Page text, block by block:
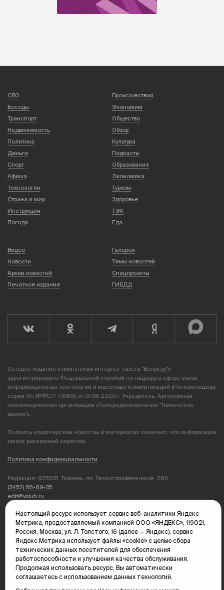
СВО
Происшествия
Беседы
Экономим
Транспорт
Общество
Недвижимость
Обзор
Политика
Культура
Деньги
Подкасты
Спорт
Образование
Афиша
Экономика
Технологии
Туризм
Страна и мир
Здоровье
Инструкция
ТЭК
Погода
Еда
Видео
Галереи
Новости
Темы новостей
Архив новостей
Спецпроекты
Печатное издание
ГИБДД
Сетевое издание «Тюменская интернет-газета "Вслух.ру"»
зарегистрировано Федеральной службой по надзору в сфере связи,
информационных технологий и массовых коммуникаций (Роскомнадзор),
серия Эл №ФС77-78856 от 07.08.2020 г. Учредитель: Автономная
некоммерческая организация «Телерадиокомпания "Тюменское
время"».
Подпись «партнерская новость» в материалах означает, что информация
имеет рекламный характер.
Политика конфиденциальности
Редакция: 625035, Тюмень, пр. Геологоразведчиков, 28А
(3452) 68-89-05
edit@vsluh.ru
Главный редактор: Панкина Т.Ю.
kika@vsluh.ru
По вопросам рекламы:
(3452) 68-89-78
kotovaev@sibinformburo.ru
mim@vsluh.ru
Настоящий ресурс использует сервис веб-аналитики Яндекс
Метрика, предоставляемый компанией ООО «ЯНДЕКС», 119021,
Россия, Москва, ул. Л. Толстого, 16 (далее — Яндекс), сервис
Яндекс Метрика использует файлы «cookie» с целью сбора
технических данных посетителей для обеспечения
работоспособности и улучшения качества обслуживания.
Продолжая использовать ресурс, Вы автоматически
соглашаетесь с использованием данных технологий.